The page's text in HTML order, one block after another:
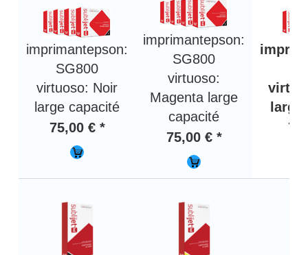
imprimantepson:
SG800
virtuoso: Noir
large capacité
75,00 € *
imprimantepson:
SG800
virtuoso:
Magenta large
capacité
75,00 € *